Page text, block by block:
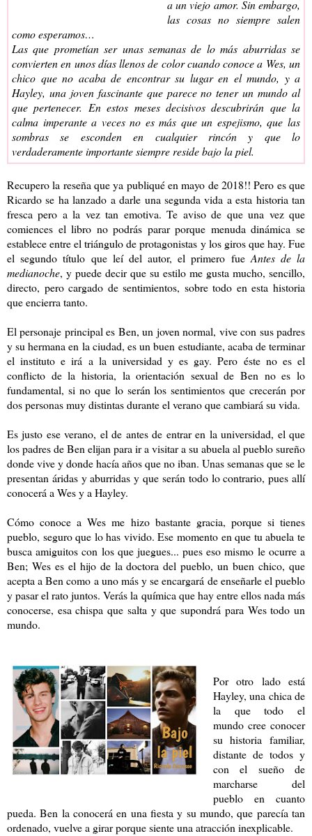
a un viejo amor. Sin embargo,
las cosas no siempre salen
como esperamos…
Las que prometían ser unas semanas de lo más aburridas se
convierten en unos días llenos de color cuando conoce a Wes, un
chico que no acaba de encontrar su lugar en el mundo, y a
Hayley, una joven fascinante que parece no tener un mundo al
que pertenecer. En estos meses decisivos descubrirán que la
calma imperante a veces no es más que un espejismo, que las
sombras se esconden en cualquier rincón y que lo
verdaderamente importante siempre reside bajo la piel.
Recupero la reseña que ya publiqué en mayo de 2018!! Pero es que
Ricardo se ha lanzado a darle una segunda vida a esta historia tan
fresca pero a la vez tan emotiva. Te aviso de que una vez que
comiences el libro no podrás parar porque menuda dinámica se
establece entre el triángulo de protagonistas y los giros que hay. Fue
el segundo título que leí del autor, el primero fueAntes de la
medianoche, y puede decir que su estilo me gusta mucho, sencillo,
directo, pero cargado de sentimientos, sobre todo en esta historia
que encierra tanto.
El personaje principal es Ben, un joven normal, vive con sus padres
y su hermana en la ciudad, es un buen estudiante, acaba de terminar
el instituto e irá a la universidad y es gay. Pero éste no es el
conflicto de la historia, la orientación sexual de Ben no es lo
fundamental, si no que lo serán los sentimientos que crecerán por
dos personas muy distintas durante el verano que cambiará su vida.
Es justo ese verano, el de antes de entrar en la universidad, el que
los padres de Ben elijan para ir a visitar a su abuela al pueblo sureño
donde vive y donde hacía años que no iban. Unas semanas que se le
presentan áridas y aburridas y que serán todo lo contrario, pues allí
conocerá a Wes y a Hayley.
Cómo conoce a Wes me hizo bastante gracia, porque si tienes
pueblo, seguro que lo has vivido. Ese momento en que tu abuela te
busca amiguitos con los que juegues... pues eso mismo le ocurre a
Ben; Wes es el hijo de la doctora del pueblo, un buen chico, que
acepta a Ben como a uno más y se encargará de enseñarle el pueblo
y pasar el rato juntos. Verás la química que hay entre ellos nada más
conocerse, esa chispa que salta y que supondrá para Wes todo un
mundo.
Por otro lado está
Hayley, una chica de
la que todo el
mundo cree conocer
su historia familiar,
distante de todos y
con el sueño de
marcharse del
pueblo en cuanto
pueda. Ben la conocerá en una fiesta y su mundo, que parecía tan
ordenado, vuelve a girar porque siente una atracción inexplicable.